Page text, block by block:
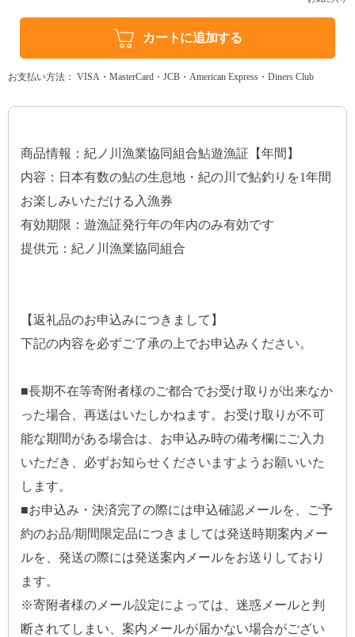
カートに追加する
お支払い方法： VISA・MasterCard・JCB・American Express・Diners Club
商品情報：紀ノ川漁業協同組合鮎遊漁証【年間】
内容：日本有数の鮎の生息地・紀の川で鮎釣りを1年間
お楽しみいただける入漁券
有効期限：遊漁証発行年の年内のみ有効です
提供元：紀ノ川漁業協同組合
【返礼品のお申込みにつきまして】
下記の内容を必ずご了承の上でお申込みください。
■長期不在等寄附者様のご都合でお受け取りが出来なか
った場合、再送はいたしかねます。お受け取りが不可
能な期間がある場合は、お申込み時の備考欄にご入力
いただき、必ずお知らせくださいますようお願いいた
します。
■お申込み・決済完了の際には申込確認メールを、ご予
約のお品/期間限定品につきましては発送時期案内メー
ルを、発送の際には発送案内メールをお送りしており
ます。
※寄附者様のメール設定によっては、迷惑メールと判
断されてしまい、案内メールが届かない場合がござい